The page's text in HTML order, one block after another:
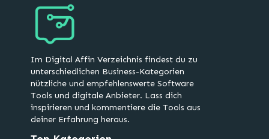
Im Digital Affin Verzeichnis findest du zu
unterschiedlichen Business-Kategorien
nützliche und empfehlenswerte Software
Tools und digitale Anbieter. Lass dich
inspirieren und kommentiere die Tools aus
deiner Erfahrung heraus.